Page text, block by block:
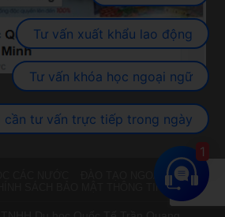
ĐÀO TẠO NGOẠI NGỮ
SÁCH BẢO MẬT THÔNG TIN
Tư vấn xuất khẩu lao động
Tư vấn khóa học ngoại ngữ
cần tư vấn trực tiếp trong ngày
1